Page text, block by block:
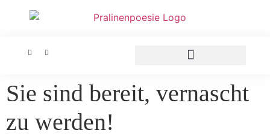
Sie sind bereit, vernascht
zu werden!